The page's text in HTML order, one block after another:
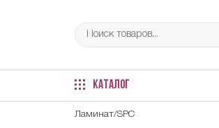
КАТАЛОГ
Ламинат/SPC